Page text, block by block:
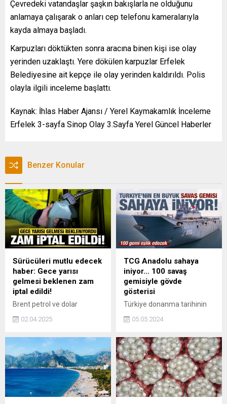
Çevredeki vatandaşlar şaşkın bakışlarla ne olduğunu
anlamaya çalışarak o anları cep telefonu kameralarıyla
kayda almaya başladı.
Karpuzları döktükten sonra aracına binen kişi ise olay
yerinden uzaklaştı. Yere dökülen karpuzlar Erfelek
Belediyesine ait kepçe ile olay yerinden kaldırıldı. Polis
olayla ilgili inceleme başlattı.
Kaynak: İhlas Haber Ajansı / Yerel Kaymakamlık İnceleme
Erfelek 3-sayfa Sinop Olay 3.Sayfa Yerel Güncel Haberler
Benzer Konular
Sürücüleri mutlu edecek
haber: Gece yarısı
gelmesi beklenen zam
iptal edildi!
Brent petrol ve dolar
akaryakıt fiyatlarına
beklenen 1 lira 25 kuruşluk
zam, EPDK tarafından iptal
edildi.
02.04.2025
TCG Anadolu sahaya
iniyor… 100 savaş
gemisiyle gövde
gösterisi
Türkiye donanma tarihinin
Anadolu, Denizkurdu
05.05.2024